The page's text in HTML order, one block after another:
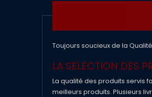
Toujours soucieux de la
LA SELECTION DES
La qualité des produits servis
meilleurs produits. Plusieurs